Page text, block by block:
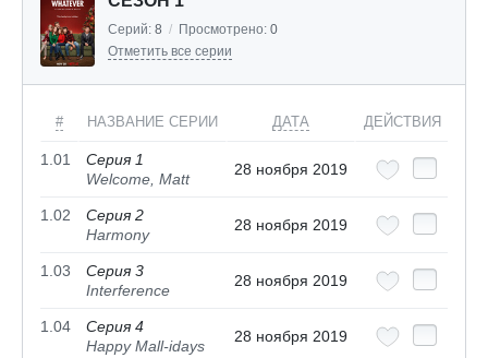
Серий: 8 / Просмотрено: 0
Отметить все серии
# НАЗВАНИЕ СЕРИИ ДАТА ДЕЙСТВИЯ
1.01
Серия 1
Welcome, Matt
28 ноября 2019
1.02
Серия 2
Harmony
28 ноября 2019
1.03
Серия 3
Interference
28 ноября 2019
1.04
Серия 4
Happy Mall-idays
28 ноября 2019